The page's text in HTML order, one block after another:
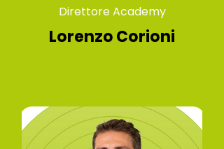
Direttore Academy
Lorenzo Corioni